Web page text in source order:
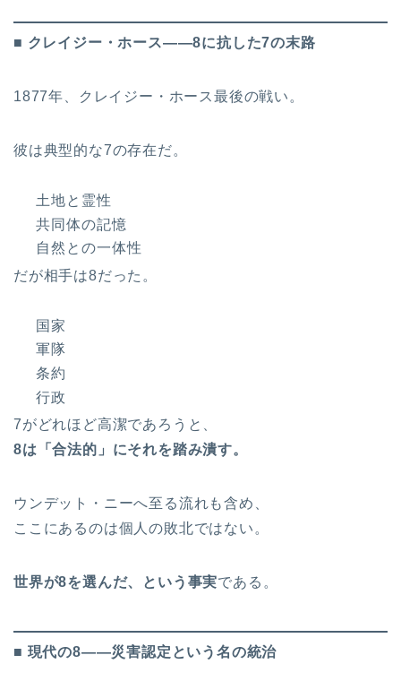
■ クレイジー・ホース――8に抗した7の末路
1877年、クレイジー・ホース最後の戦い。
彼は典型的な7の存在だ。
土地と霊性
共同体の記憶
自然との一体性
だが相手は8だった。
国家
軍隊
条約
行政
7がどれほど高潔であろうと、
8は「合法的」にそれを踏み潰す。
ウンデット・ニーへ至る流れも含め、
ここにあるのは個人の敗北ではない。
世界が8を選んだ、という事実である。
■ 現代の8――災害認定という名の統治